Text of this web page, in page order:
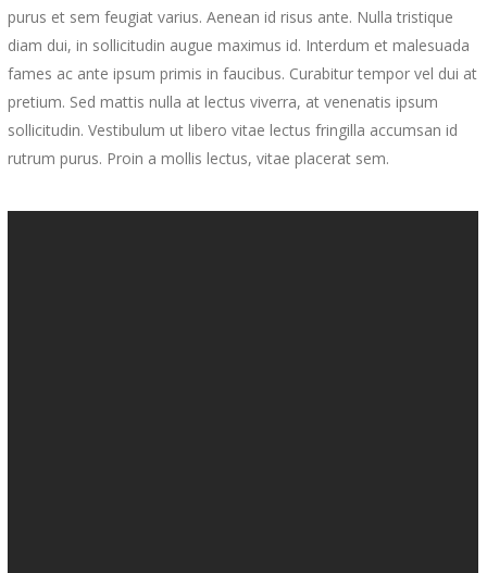
purus et sem feugiat varius. Aenean id risus ante. Nulla tristique
diam dui, in sollicitudin augue maximus id. Interdum et malesuada
fames ac ante ipsum primis in faucibus. Curabitur tempor vel dui at
pretium. Sed mattis nulla at lectus viverra, at venenatis ipsum
sollicitudin. Vestibulum ut libero vitae lectus fringilla accumsan id
rutrum purus. Proin a mollis lectus, vitae placerat sem.